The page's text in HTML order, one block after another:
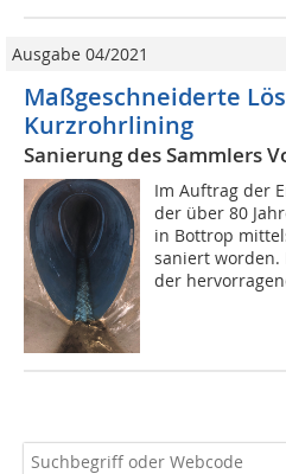
Ausgabe 04/2021
Maßgeschneiderte
Kurzrohrlining
Sanierung des Sammlers
Im Auftrag der
der über 80
in Bottrop
saniert worden.
der